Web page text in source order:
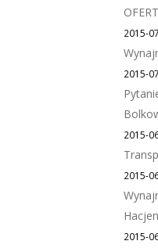
2015-
2015-
2015-
2015-
2015-